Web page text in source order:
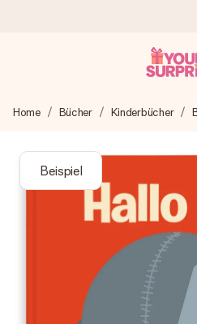
Wir bereiten dein Geschenk
4,8 (basierend auf
Unsere Geschenke
4,8 bei Google Reviews
die wir versenden).
Home Bücher Kinderbücher
Beispiel